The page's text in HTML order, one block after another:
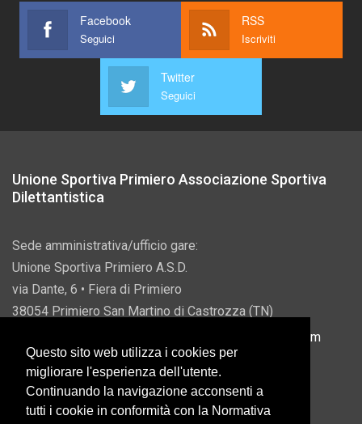
Facebook
Seguici
RSS
Iscriviti
Twitter
Seguici
Unione Sportiva Primiero Associazione Sportiva
Dilettantistica
Sede amministrativa/ufficio gare:
Unione Sportiva Primiero A.S.D.
via Dante, 6 • Fiera di Primiero
38054 Primiero San Martino di Castrozza (TN)
info@usprimiero.com
Questo sito web utilizza i cookies per
migliorare l'esperienza dell'utente.
Continuando la navigazione acconsenti a
tutti i cookie in conformità con la Normativa